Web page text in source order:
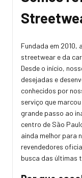
Fundada em 2010,
streetwear e da
Desde o início,
desejadas e
conhecidos por
serviço que
grande passo ao
centro de São
ainda melhor para
revendedores
busca das últimas